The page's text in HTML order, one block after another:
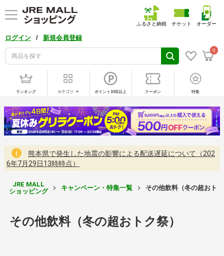
ログイン / 新規会員登録
0
ふるさと納税 チケット オーダー
ランキング カテゴリ ポイント10倍以上 クーポン 特集
熊本県で発生した地震の影響による配送遅延について（202
6年7月29日13時時点）
JRE MALL
ショッピング
キャンペーン・特集一覧 その他飲料（冬の超おト
その他飲料（冬の超おトク祭）